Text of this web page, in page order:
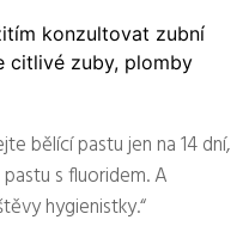
konzultovat zubní
citlivé zuby, plomby
bělící pastu jen na 14 dní,
s fluoridem. A
hygienistky.“